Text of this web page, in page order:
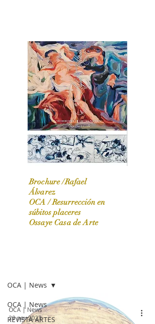
OCA|News 31 / Marzo-Abril / 2024
Brochure /Rafael
Álvarez
OCA /Resurrección en
súbitos placeres
Ossaye Casa de Arte
OCA | News
REVISTA ARTES
OCA | News
OCA | News
29 nov 2023